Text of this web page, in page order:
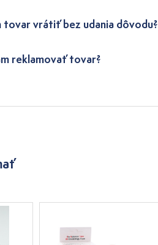
tovar vrátiť bez udania dôvodu?
reklamovať tovar?